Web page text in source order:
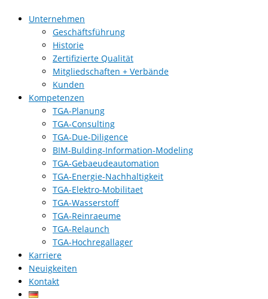
Unternehmen
Geschäftsführung
Historie
Zertifizierte Qualität
Mitgliedschaften + Verbände
Kunden
Kompetenzen
TGA-Planung
TGA-Consulting
TGA-Due-Diligence
BIM-Bulding-Information-Modeling
TGA-Gebaeudeautomation
TGA-Energie-Nachhaltigkeit
TGA-Elektro-Mobilitaet
TGA-Wasserstoff
TGA-Reinraeume
TGA-Relaunch
TGA-Hochregallager
Karriere
Neuigkeiten
Kontakt